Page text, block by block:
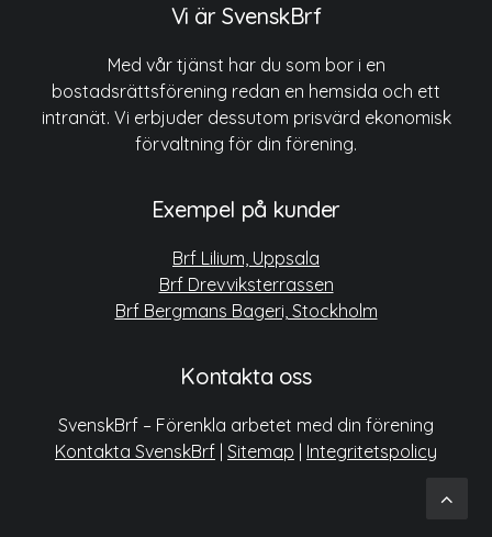
Vi är SvenskBrf
Med vår tjänst har du som bor i en
bostadsrättsförening redan en hemsida och ett
intranät. Vi erbjuder dessutom prisvärd ekonomisk
förvaltning för din förening.
Exempel på kunder
Brf Lilium, Uppsala
Brf Drevviksterrassen
Brf Bergmans Bageri, Stockholm
Kontakta oss
SvenskBrf – Förenkla arbetet med din förening
Kontakta SvenskBrf Sitemap Integritetspolicy